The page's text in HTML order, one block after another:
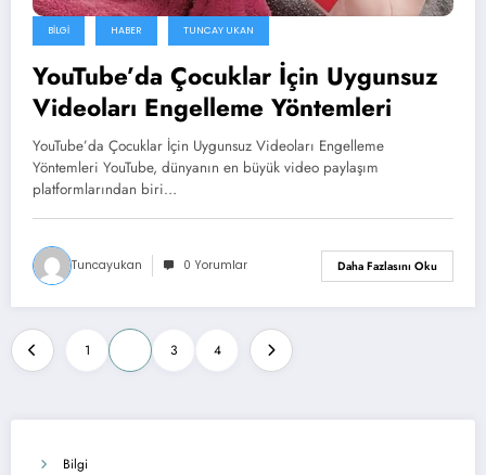
BILGI HABER TUNCAY UKAN
YouTube’da Çocuklar İçin Uygunsuz
Videoları Engelleme Yöntemleri
YouTube’da Çocuklar İçin Uygunsuz Videoları Engelleme
Yöntemleri YouTube, dünyanın en büyük video paylaşım
platformlarından biri…
Tuncayukan 0 Yorumlar Daha Fazlasını Oku
Yazı
sayfalandırması
1 3 4
Bilgi